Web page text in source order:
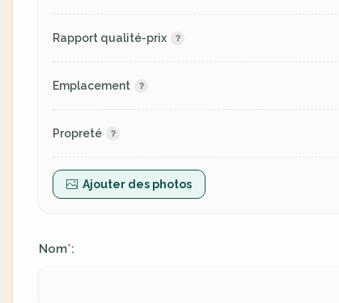
Rapport qualité-prix
Emplacement
Propreté
Ajouter des photos
Nom*: